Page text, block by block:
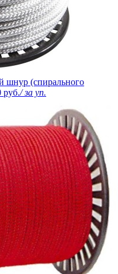
шнур (спирального
руб./ за уп.